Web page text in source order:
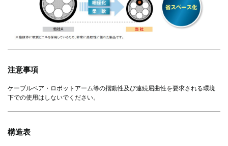
注意事項
ケーブルベア・ロボットアーム等の摺動性及び連続屈曲性を要求される環境
下での使用はしないでください。
構造表